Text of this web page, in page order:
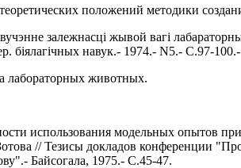
положений методики
залежнасцi жывой вагi
бiялагiчных навук.- 1974.- N5.- C.97-100.-
животных.
использования модельных опытов
// Тезисы докладов конференции
Байсогала, 1975.- С.45-47.